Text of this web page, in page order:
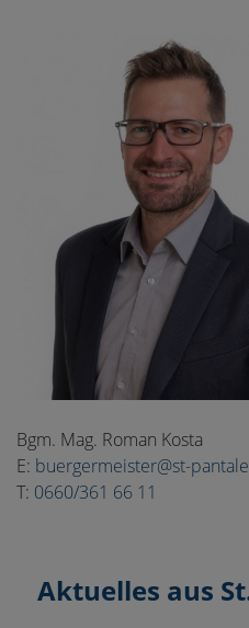
Bgm. Mag. Roman Kosta
E: buergermeister@st-
T: 0660/361 66 11
Aktuelles aus